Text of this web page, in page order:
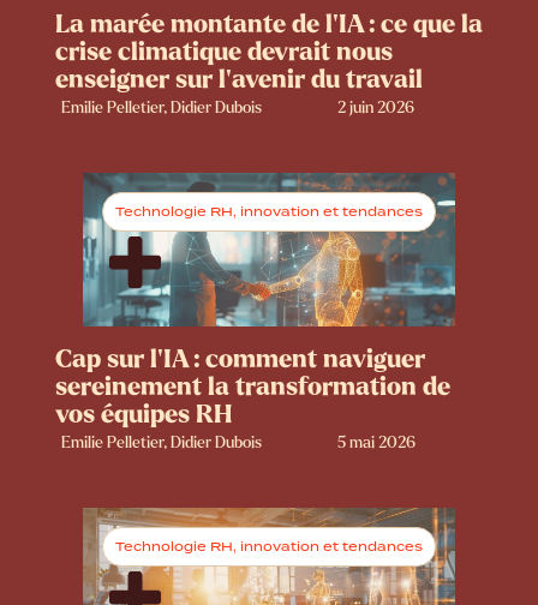
La marée montante de l’IA : ce que la
crise climatique devrait nous
enseigner sur l’avenir du travail
Emilie Pelletier, Didier Dubois 2 juin 2026
Technologie RH, innovation et tendances
Cap sur l’IA : comment naviguer
sereinement la transformation de
vos équipes RH
Emilie Pelletier, Didier Dubois 5 mai 2026
Technologie RH, innovation et tendances